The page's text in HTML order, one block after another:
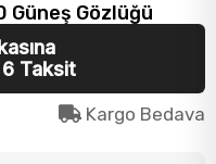
Güneş Gözlüğü
6 Taksit
Kargo Bedava